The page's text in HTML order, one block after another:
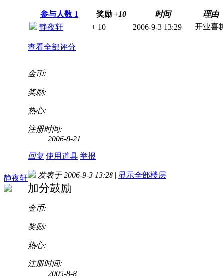
参与人数 1 奖励 +10 时间
理由
静夜轩
+ 10 2006-9-3 13:29 开业喜
查看全部评分
金币:
奖励:
热心:
注册时间:
2006-8-21
回复 使用道具 举报
静夜轩 发表于 2006-9-3 13:28 | 显示全部楼层
加分鼓励
金币:
奖励:
热心:
注册时间:
2005-8-8